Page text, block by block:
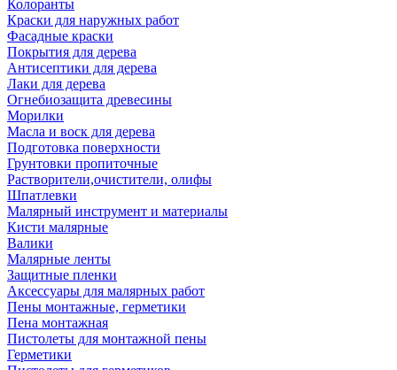
Колоранты
Краски для наружных работ
Фасадные краски
Покрытия для дерева
Антисептики для дерева
Лаки для дерева
Огнебиозащита древесины
Морилки
Масла и воск для дерева
Подготовка поверхности
Грунтовки пропиточные
Растворители,очистители, олифы
Шпатлевки
Малярный инструмент и материалы
Кисти малярные
Валики
Малярные ленты
Защитные пленки
Аксессуары для малярных работ
Пены монтажные, герметики
Пена монтажная
Пистолеты для монтажной пены
Герметики